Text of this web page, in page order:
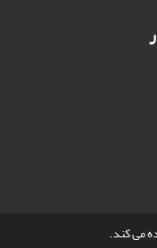
می کند.